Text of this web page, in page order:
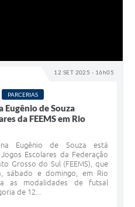
12 SET 2025 - 16h05
PARCERIAS
Eugênio de Souza
da FEEMS em Rio
Eugênio de Souza está
Escolares da Federação
Grosso do Sul (FEEMS), que
sábado e domingo, em Rio
as modalidades de futsal
de 12...